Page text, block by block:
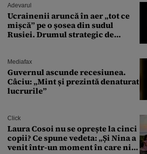
Adevarul
Ucrainenii aruncă în aer „tot ce
mișcă” pe o șosea din sudul
Rusiei. Drumul strategic de
Mediafax
Guvernul ascunde recesiunea.
Câciu: „Mint și prezintă denaturat
lucrurile”
Click
Laura Cosoi nu se oprește la cinci
copii? Ce spune vedeta: „Și Nina a
venit într-un moment în care nici